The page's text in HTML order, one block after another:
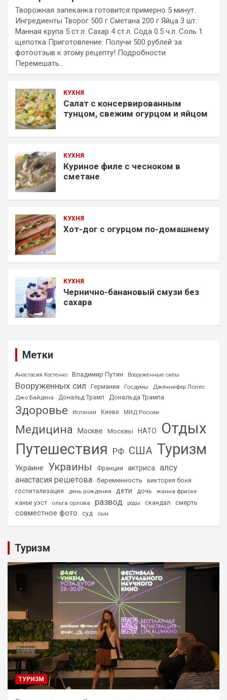
Творожная запеканка готовится примерно 5 минут.
Ингредиенты Творог 500 г Сметана 200 г Яйца 3 шт.
Манная крупа 5 ст.л. Сахар 4 ст.л. Сода 0.5 ч.л. Соль 1
щепотка Приготовление: Получи 500 рублей за
фотоотзыв к этому рецепту! Подробности
Перемешать…
КУХНЯ
Салат с консервированным
тунцом, свежим огурцом и яйцом
КУХНЯ
Куриное филе с чесноком в
сметане
КУХНЯ
Хот-дог с огурцом по-домашнему
КУХНЯ
Чернично-банановый смузи без
сахара
Метки
Анастасия Костенко Владимир Путин Вооруженные силы
Вооруженных сил Германии Госдумы
Дженнифер Лопес
Джо Байдена
Дональд Трамп Дональда Трампа
Здоровье Испании Киеве МИД России
Медицина Москве Москвы НАТО
Отдых
Путешествия РФ США Туризм
Украине Украины Франции актриса алсу
анастасия решетова беременность
виктория боня
госпитализация
день рождения дети дочь
жанна фриске
канье уэст
ольга орлова развод роды скандал смерть
совместное фото суд сын
Туризм
ТУРИЗМ